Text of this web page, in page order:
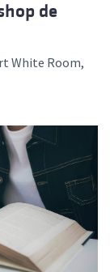
de
White Room,